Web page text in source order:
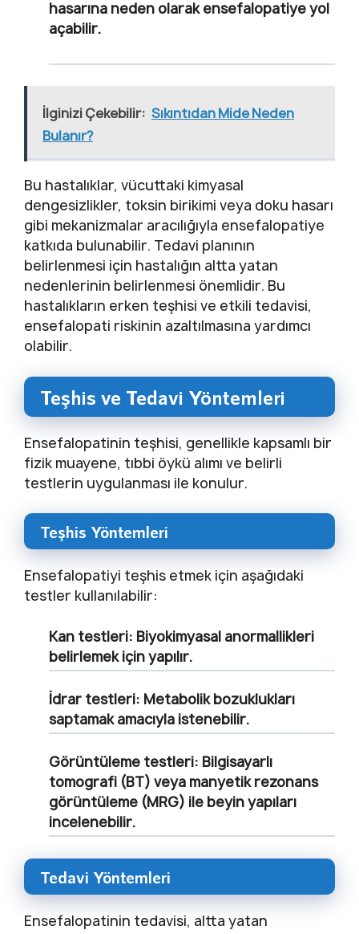
hasarına neden olarak ensefalopatiye yol
açabilir.
İlginizi Çekebilir: Sıkıntıdan Mide Neden
Bulanır?
Bu hastalıklar, vücuttaki kimyasal
dengesizlikler, toksin birikimi veya doku hasarı
gibi mekanizmalar aracılığıyla ensefalopatiye
katkıda bulunabilir. Tedavi planının
belirlenmesi için hastalığın altta yatan
nedenlerinin belirlenmesi önemlidir. Bu
hastalıkların erken teşhisi ve etkili tedavisi,
ensefalopati riskinin azaltılmasına yardımcı
olabilir.
Teşhis ve Tedavi Yöntemleri
Ensefalopatinin teşhisi, genellikle kapsamlı bir
fizik muayene, tıbbi öykü alımı ve belirli
testlerin uygulanması ile konulur.
Teşhis Yöntemleri
Ensefalopatiyi teşhis etmek için aşağıdaki
testler kullanılabilir:
Kan testleri: Biyokimyasal anormallikleri
belirlemek için yapılır.
İdrar testleri: Metabolik bozuklukları
saptamak amacıyla istenebilir.
Görüntüleme testleri: Bilgisayarlı
tomografi (BT) veya manyetik rezonans
görüntüleme (MRG) ile beyin yapıları
incelenebilir.
Tedavi Yöntemleri
Ensefalopatinin tedavisi, altta yatan